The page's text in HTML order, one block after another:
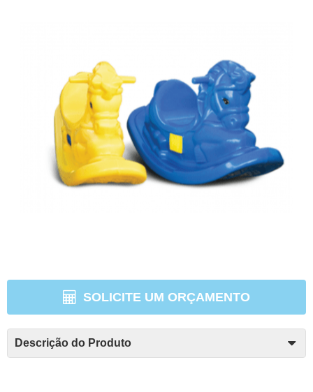
SOLICITE UM ORÇAMENTO
Descrição do Produto